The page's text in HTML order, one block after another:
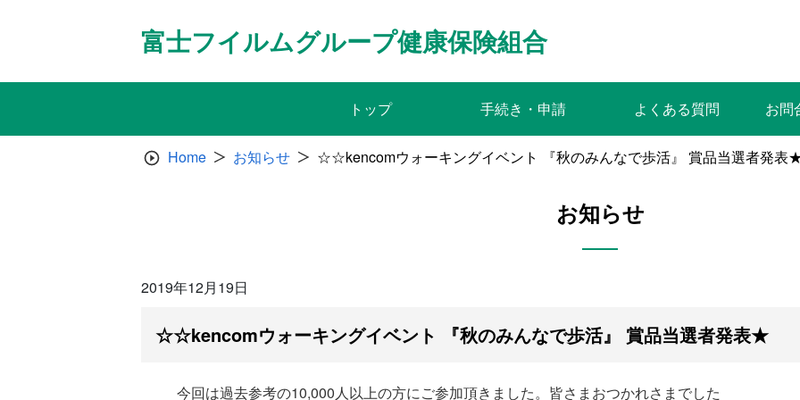
富士フイルムグループ健康保険組合
トップ 手続き・申請 よくある質問 お問
Home お知らせ ☆☆kencomウォーキングイベント 『秋のみんなで歩活』 賞品当選者発表
お知らせ
2019年12月19日
☆☆kencomウォーキングイベント 『秋のみんなで歩活』 賞品当選者発表★
今回は過去参考の10,000人以上の方にご参加頂きました。皆さまおつかれさまでした